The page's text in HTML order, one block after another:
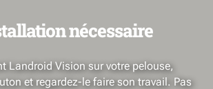
nécessaire
Landroid Vision sur votre pelouse,
et regardez-le faire son travail. Pas